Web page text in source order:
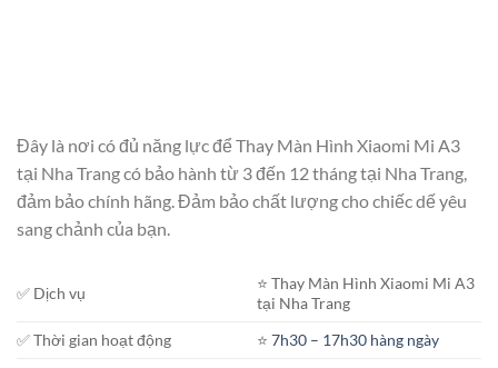
Đây là nơi có đủ năng lực để Thay Màn Hình Xiaomi Mi A3
tại Nha Trang có bảo hành từ 3 đến 12 tháng tại Nha Trang,
đảm bảo chính hãng. Đảm bảo chất lượng cho chiếc dế yêu
sang chảnh của bạn.
✅ Dịch vụ
⭐️ Thay Màn Hình Xiaomi Mi A3
tại Nha Trang
✅ Thời gian hoạt động
⭐️7h30 – 17h30 hàng ngày